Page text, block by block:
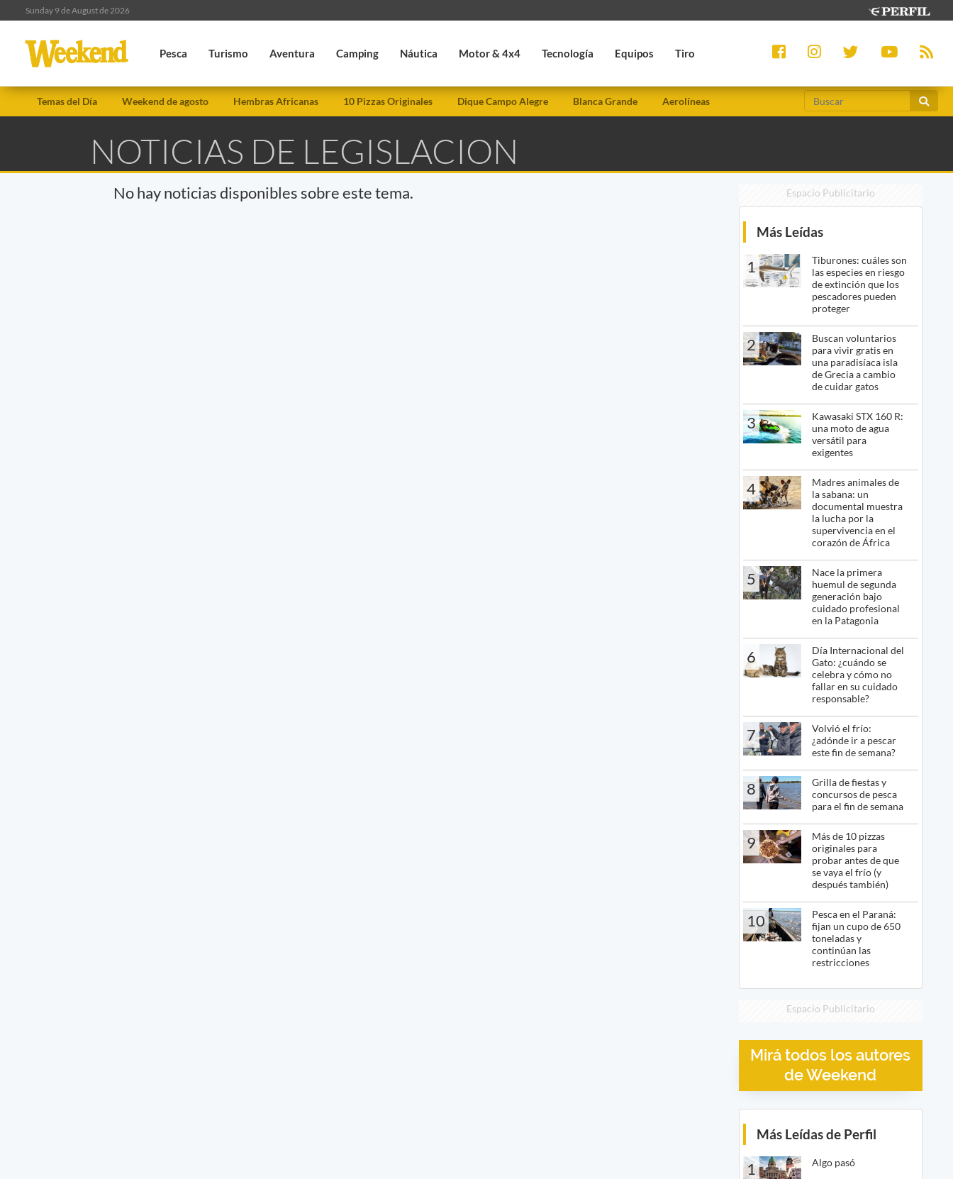
Sunday 9 de August de 2026
Pesca Turismo Aventura Camping Náutica Motor & 4x4 Tecnología Equipos Tiro
Temas del Día Weekend de agosto Hembras Africanas 10 Pizzas Originales Dique Campo Alegre Blanca Grande Aerolíneas
NOTICIAS DE LEGISLACION
No hay noticias disponibles sobre este tema. Espacio Publicitario
Más Leídas
1
Tiburones: cuáles son
las especies en riesgo
de extinción que los
pescadores pueden
proteger
2
Buscan voluntarios
para vivir gratis en
una paradisíaca isla
de Grecia a cambio
de cuidar gatos
3
Kawasaki STX 160 R:
una moto de agua
versátil para
exigentes
4
Madres animales de
la sabana: un
documental muestra
la lucha por la
supervivencia en el
corazón de África
5
Nace la primera
huemul de segunda
generación bajo
cuidado profesional
en la Patagonia
6
Día Internacional del
Gato: ¿cuándo se
celebra y cómo no
fallar en su cuidado
responsable?
7
Volvió el frío:
¿adónde ir a pescar
este fin de semana?
8
Grilla de fiestas y
concursos de pesca
para el fin de semana
9
Más de 10 pizzas
originales para
probar antes de que
se vaya el frío (y
después también)
10
Pesca en el Paraná:
fijan un cupo de 650
toneladas y
continúan las
restricciones
Espacio Publicitario
Mirá todos los autores
de Weekend
Más Leídas de Perfil
1 Algo pasó